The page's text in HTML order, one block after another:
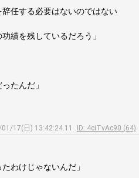
任する必要はないのではない
績を残しているだろう」
たんだ」
17(日) 13:42:24.11
ID: 4ciTvAc90 (64)
わけじゃないんだ」